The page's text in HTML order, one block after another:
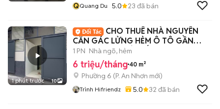
QQuang Du 5.0 23 đã bán
1 phút trước 10
CHO THUÊ NHÀ NGUYÊN
CĂN GÁC LỬNG HẺM Ô TÔ GẦN
LOTTE MART GÒ VẤP
1 PN Nhà ngõ, hẻm
6 triệu/tháng 40 m²
Phường 6 (P. An Nhơn mới)
Trình Hifriendz 5.0 32 đã bán